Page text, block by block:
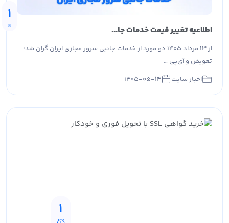
1
اطلاعیه تغییر قیمت خدمات جانبی سرور مجازی ایران
از ۱۳ مرداد ۱۴۰۵ دو مورد از خدمات جانبی سرور مجازی ایران گران شد؛
تعویض و آی‌پی …
اخبار سایت
۱۴۰۵-۰۵-۱۴
1